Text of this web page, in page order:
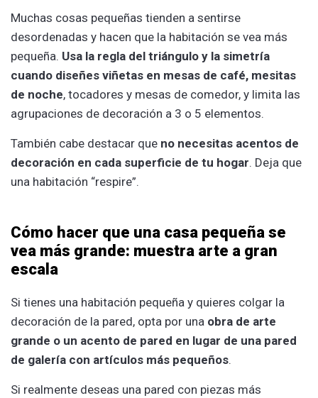
Muchas cosas pequeñas tienden a sentirse
desordenadas y hacen que la habitación se vea más
pequeña. Usa la regla del triángulo y la simetría
cuando diseñes viñetas en mesas de café, mesitas
de noche, tocadores y mesas de comedor, y limita las
agrupaciones de decoración a 3 o 5 elementos.
También cabe destacar que no necesitas acentos de
decoración en cada superficie de tu hogar. Deja que
una habitación “respire”.
Cómo hacer que una casa pequeña se
vea más grande: muestra arte a gran
escala
Si tienes una habitación pequeña y quieres colgar la
decoración de la pared, opta por una obra de arte
grande o un acento de pared en lugar de una pared
de galería con artículos más pequeños.
Si realmente deseas una pared con piezas más